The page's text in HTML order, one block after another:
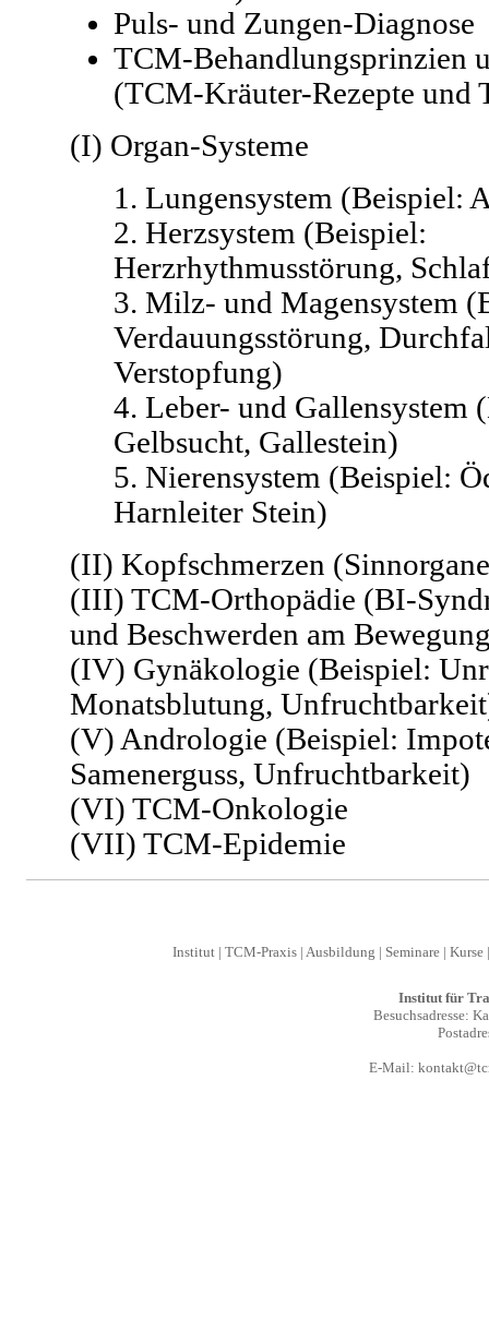
Puls- und Zungen-Diagnose
TCM-Behandlungsprinzien
(TCM-Kräuter-Rezepte und
(I) Organ-Systeme
1. Lungensystem (Beispiel:
2. Herzsystem (Beispiel:
Herzrhythmusstörung,
3. Milz- und Magensystem
Verdauungsstörung,
Verstopfung)
4. Leber- und Gallensystem
Gelbsucht, Gallestein)
5. Nierensystem (Beispiel:
Harnleiter Stein)
(II) Kopfschmerzen
(III) TCM-Orthopädie (BI-
und Beschwerden am
(IV) Gynäkologie (Beispiel:
Monatsblutung,
(V) Andrologie (Beispiel:
Samenerguss, Unfruchtbarkeit)
(VI) TCM-Onkologie
(VII) TCM-Epidemie
Institut| TCM-Praxis| Ausbildung | Seminare| Kurse
Institut für
Besuchsadresse:
E-Mail: